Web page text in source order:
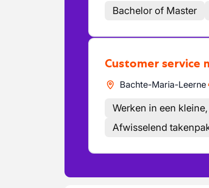
Bachelor of Master
Customer
Bachte-Maria-Leerne
Werken in een
Afwisselend